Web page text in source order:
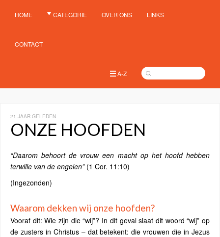
HOME CATEGORIE OVER ONS LINKS
CONTACT
A-Z
21 JAAR GELEDEN
ONZE HOOFDEN
“Daarom behoort de vrouw een macht op het hoofd hebben
terwille van de engelen”(1 Cor. 11:10)
(Ingezonden)
Waarom dekken wij onze hoofden?
Vooraf dit: Wie zijn die “wij”? In dit geval slaat dit woord “wij” op
de zusters in Christus – dat betekent: die vrouwen die in Jezus